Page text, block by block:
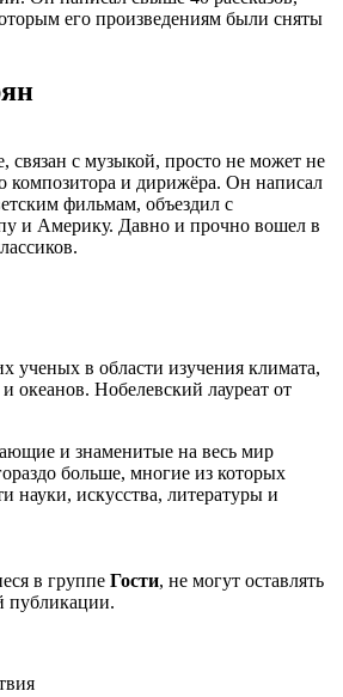
его произведениям были сняты
связан с музыкой, просто не может не
композитора и дирижёра. Он написал
фильмам, объездил с
и Америку. Давно и прочно вошел в
ученых в области изучения климата,
океанов. Нобелевский лауреат от
и знаменитые на весь мир
больше, многие из которых
науки, искусства, литературы и
в группе Гости, не могут оставлять
публикации.